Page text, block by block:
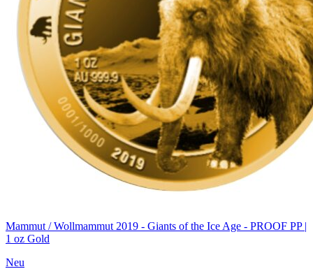
Mammut / Wollmammut 2019 - Giants of the Ice Age - PROOF PP |
1 oz Gold
Neu